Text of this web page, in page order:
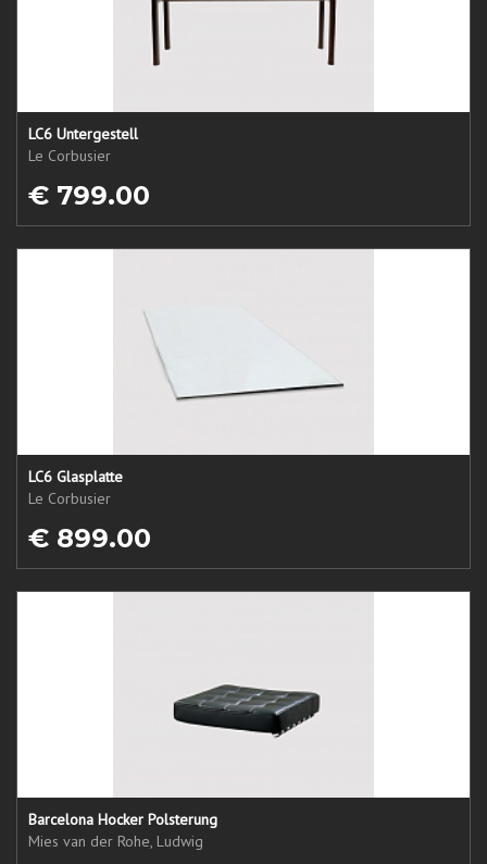
LC6 Untergestell
Le Corbusier
€ 799.00
LC6 Glasplatte
Le Corbusier
€ 899.00
Barcelona Hocker Polsterung
Mies van der Rohe, Ludwig